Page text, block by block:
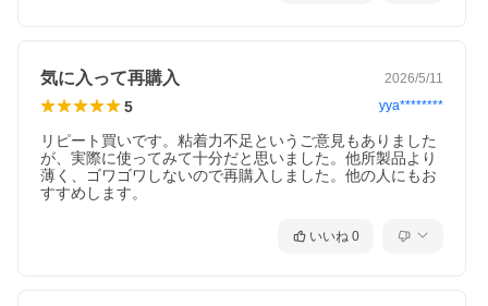
気に入って再購入 2026/5/11
5 yya********
リピート買いです。粘着力不足というご意見もありました
が、実際に使ってみて十分だと思いました。他所製品より
薄く、ゴワゴワしないので再購入しました。他の人にもお
すすめします。
いいね 0